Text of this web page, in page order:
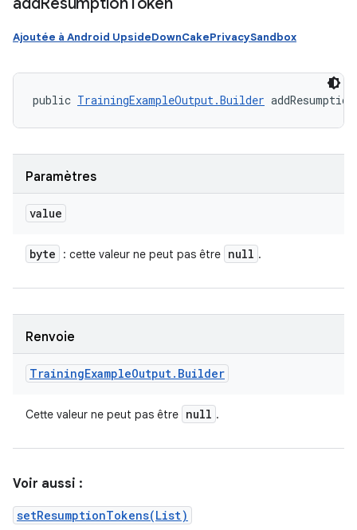
Ajoutée à Android UpsideDownCakePrivacySandbox
public TrainingExampleOutput.Builder
Paramètres
value
byte : cette valeur ne peut pas être null .
Renvoie
TrainingExampleOutput. Builder
Cette valeur ne peut pas être null .
Voir aussi :
setResumptionTokens(List)